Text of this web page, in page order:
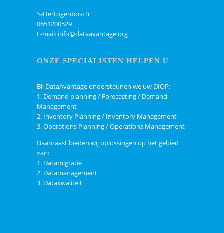
‘s-Hertogenbosch
0651200529
E-mail: info@dataavantage.org
ONZE SPECIALISTEN HELPEN U
Bij DataAvantage ondersteunen we uw DIOP:
1. Demand planning / Forecasting / Demand
Management
2. Inventory Planning / Inventory Management
3. Operations Planning / Operations Management
Daarnaast bieden wij oplossingen op het gebied
van:
1. Datamigratie
2. Datamanagement
3. Datakwaliteit